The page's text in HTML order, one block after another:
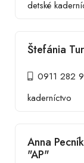
detské
Štefánia
0911 282
kaderníctvo
Anna
"AP"